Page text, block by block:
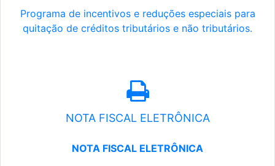
Programa de incentivos e reduções especiais para
quitação de créditos tributários e não tributários.
NOTA FISCAL ELETRÔNICA
NOTA FISCAL ELETRÔNICA